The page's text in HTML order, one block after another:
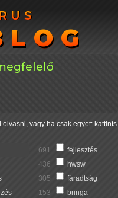
vagy ha csak egyet: kattints
691
fejlesztés
436
hwsw
305
fáradtság
153
bringa